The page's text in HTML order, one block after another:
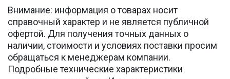
Внимание: информация о товарах носит
справочный характер и не является публичной
офертой. Для получения точных данных о
наличии, стоимости и условиях поставки просим
обращаться к менеджерам компании.
Подробные технические характеристики